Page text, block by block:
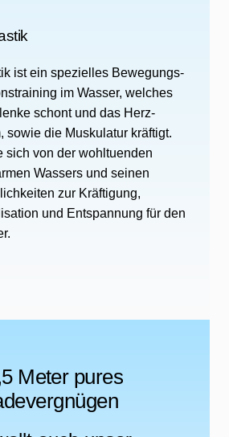
ist ein spezielles Bewegungs-
im Wasser, welches
schont und das Herz-
sowie die Muskulatur kräftigt.
sich von der wohltuenden
Wassers und seinen
zur Kräftigung,
und Entspannung für den
Meter pures